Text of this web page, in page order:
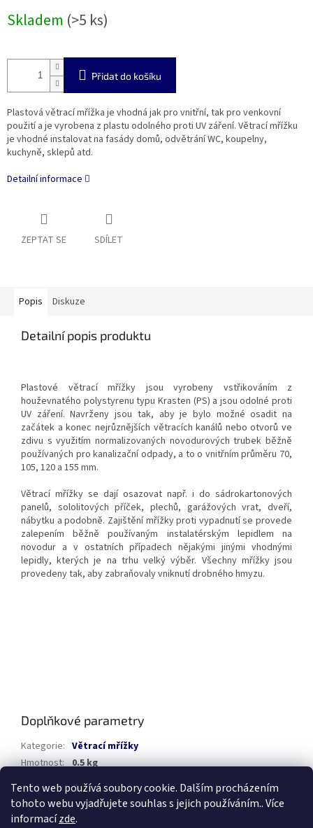
Tento web používá soubory cookie. Dalším procházením
tohoto webu vyjadřujete souhlas s jejich používáním.. Více
informacízde.
cena:
Skladem (>5 ks)
Přidat do košíku
Plastová větrací mřížka je vhodná jak pro vnitřní, tak pro venkovní
použití a je vyrobena z plastu odolného proti UV záření. Větrací mřížku
je vhodné instalovat na fasády domů, odvětrání WC, koupelny,
kuchyně, sklepů atd.
Detailní informace
ZEPTAT SE SDÍLET
Popis Diskuze
Detailní popis produktu
Plastové větrací mřížky jsou vyrobeny vstřikováním z
houževnatého polystyrenu typu Krasten (PS) a jsou odolné proti
UV záření. Navrženy jsou tak, aby je bylo možné osadit na
začátek a konec nejrůznějších větracích kanálů nebo otvorů ve
zdivu s využitím normalizovaných novodurových trubek běžně
používaných pro kanalizační odpady, a to o vnitřním průměru 70,
105, 120 a 155 mm.
Větrací mřížky se dají osazovat např. i do sádrokartonových
panelů, sololitových příček, plechů, garážových vrat, dveří,
nábytku a podobně. Zajištění mřížky proti vypadnutí se provede
zalepením běžně používaným instalatérským lepidlem na
novodur a v ostatních případech nějakými jinými vhodnými
lepidly, kterých je na trhu velký výběr. Všechny mřížky jsou
provedeny tak, aby zabraňovaly vniknutí drobného hmyzu.
Doplňkové parametry
Kategorie: Větrací mřížky
Hmotnost: 0.5 kg